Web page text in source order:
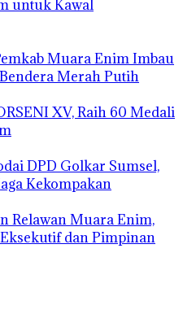
untuk Kawal
Muara Enim Imbau
Merah Putih
XV, Raih 60 Medali
DPD Golkar Sumsel,
Kekompakan
Relawan Muara Enim,
dan Pimpinan